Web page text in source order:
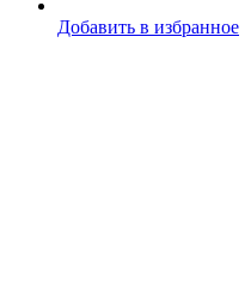
Добавить в избранное